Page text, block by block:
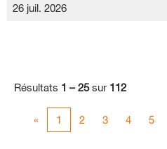
26 juil. 2026
Résultats 1 – 25sur 112
« 1 2 3 4 5